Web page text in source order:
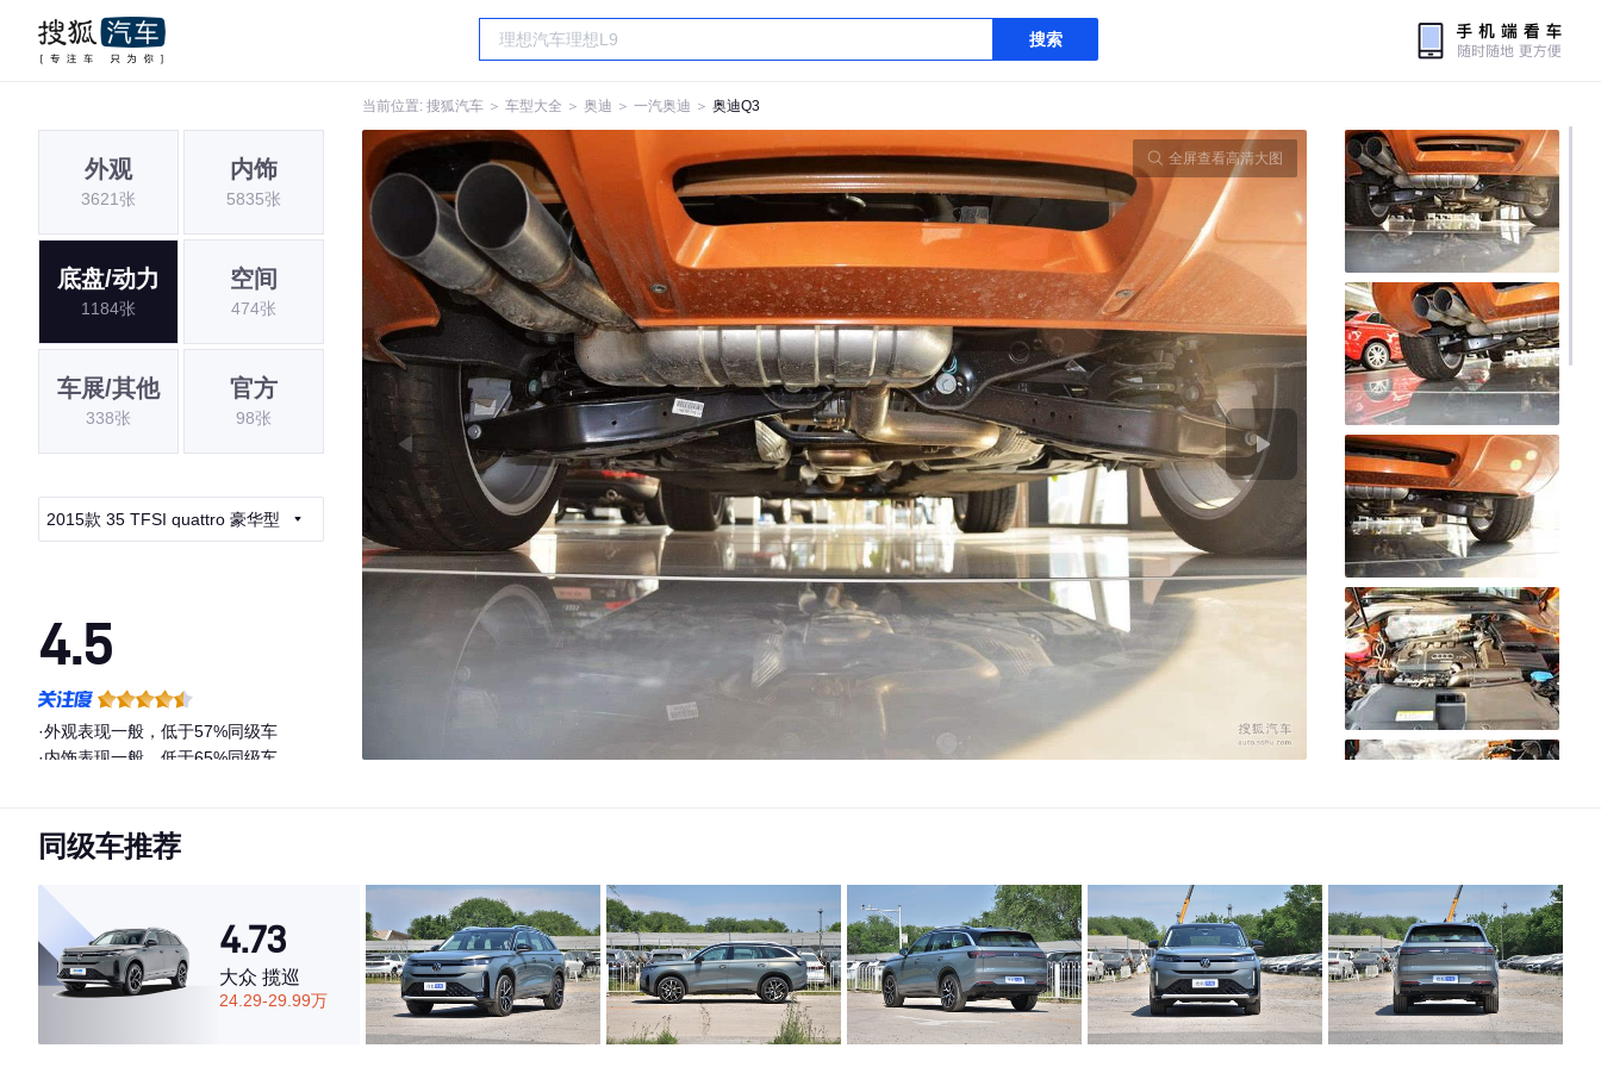
搜索
当前位置: 搜狐汽车 ＞ 车型大全 ＞ 奥迪 ＞ 一汽奥迪 ＞ 奥迪Q3
外观
3621张
内饰
5835张
底盘/动力
1184张
空间
474张
车展/其他
338张
官方
98张
2015款 35 TFSI quattro 豪华型
4.5
·外观表现一般，低于57%同级车
·内饰表现一般，低于65%同级车
全屏查看高清大图
同级车推荐
4.73
大众 揽巡
24.29-29.99万